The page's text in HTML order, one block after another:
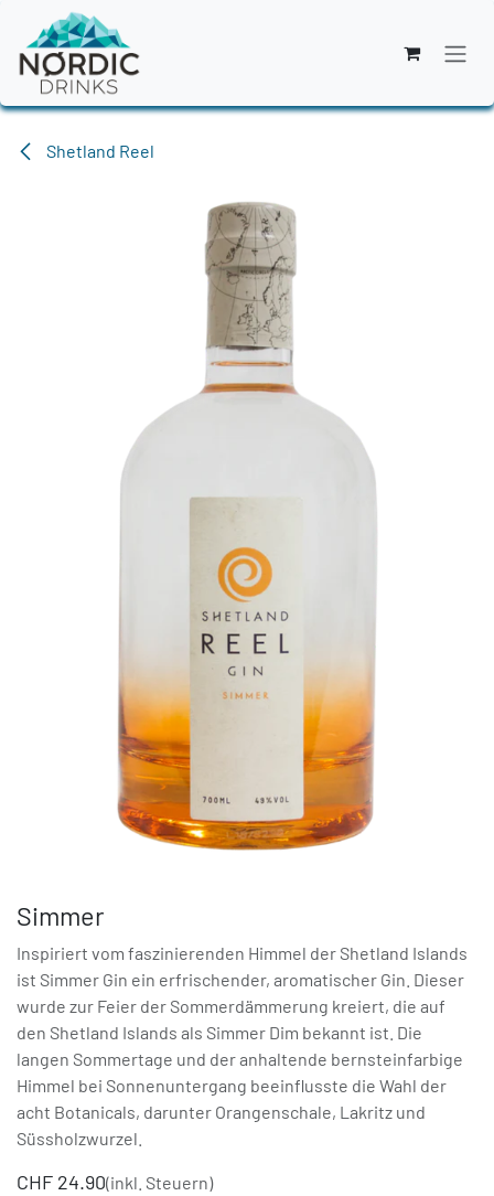
Zum Inhalt springen
Shetland Reel
Simmer
Inspiriert vom faszinierenden Himmel der Shetland Islands
ist Simmer Gin ein erfrischender, aromatischer Gin. Dieser
wurde zur Feier der Sommerdämmerung kreiert, die auf
den Shetland Islands als Simmer Dim bekannt ist. Die
langen Sommertage und der anhaltende bernsteinfarbige
Himmel bei Sonnenuntergang beeinflusste die Wahl der
acht Botanicals, darunter Orangenschale, Lakritz und
Süssholzwurzel.
CHF 24.90(inkl. Steuern)